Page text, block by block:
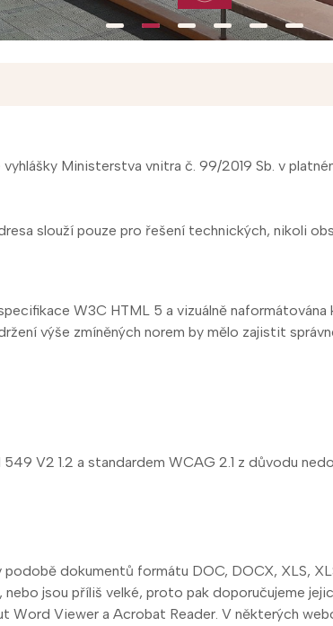
Ministerstva vnitra č. 99/2019 Sb. v
slouží pouze pro řešení technických, nikoli
W3C HTML 5 a vizuálně
výše zmíněných norem by mělo zajistit
V2 1.2 a standardem WCAG 2.1 z důvodu
dokumentů formátu DOC, DOCX, XLS,
jsou příliš velké, proto pak doporučujeme
Viewer a Acrobat Reader. V některých